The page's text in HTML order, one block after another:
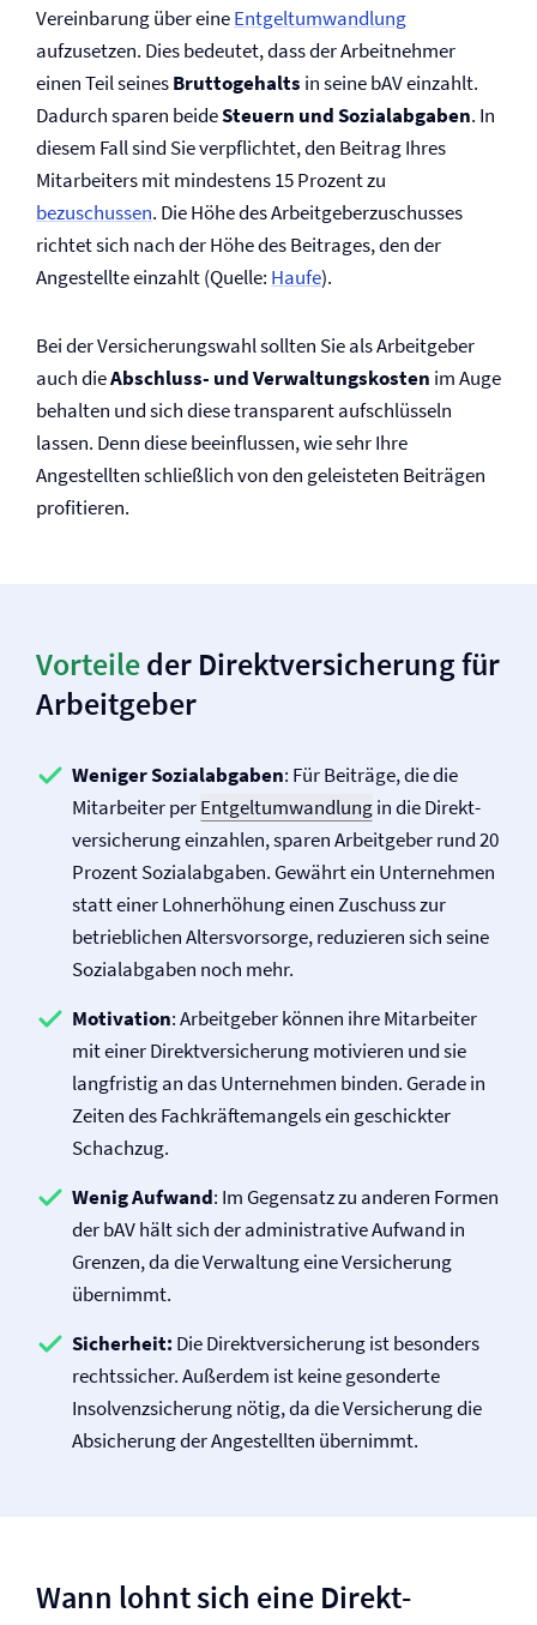
Vereinbarung über eineEntgeltumwandlung
aufzusetzen. Dies bedeutet, dass der Arbeitnehmer
einen Teil seinesBruttogehalts in seine bAV einzahlt.
Dadurch sparen beideSteuern und Sozialabgaben. In
diesem Fall sind Sie verpflichtet, den Beitrag Ihres
Mitarbeiters mit mindestens 15 Prozent zu
bezuschussen. Die Höhe des Arbeitgeberzuschusses
richtet sich nach der Höhe des Beitrages, den der
Angestellte einzahlt (Quelle: Haufe).
Bei der Versicherungswahl sollten Sie als Arbeitgeber
auch dieAbschluss- und Verwaltungskosten im Auge
behalten und sich diese transparent aufschlüsseln
lassen. Denn diese beeinflussen, wie sehr Ihre
Angestellten schließlich von den geleisteten Beiträgen
profitieren.
Vorteileder Direkt­versicherung für
Arbeitgeber
Weniger Sozialabgaben: Für Beiträge, die die
Mitarbeiter perEntgeltumwandlungin die Direkt­
versicherung einzahlen, sparen Arbeitgeber rund 20
Prozent Sozialabgaben. Gewährt ein Unternehmen
statt einer Lohnerhöhung einen Zuschuss zur
betrieblichen Altersvorsorge, reduzieren sich seine
Sozialabgaben noch mehr.
Motivation: Arbeitgeber können ihre Mitarbeiter
mit einer Direkt­versicherung motivieren und sie
langfristig an das Unternehmen binden. Gerade in
Zeiten des Fachkräftemangels ein geschickter
Schachzug.
Wenig Aufwand: Im Gegensatz zu anderen Formen
der bAV hält sich der administrative Aufwand in
Grenzen, da die Verwaltung eine Versicherung
übernimmt.
Sicherheit: Die Direkt­versicherung ist besonders
rechtssicher. Außerdem ist keine gesonderte
Insolvenzsicherung nötig, da die Versicherung die
Absicherung der Angestellten übernimmt.
Wann lohnt sich eine Direkt­